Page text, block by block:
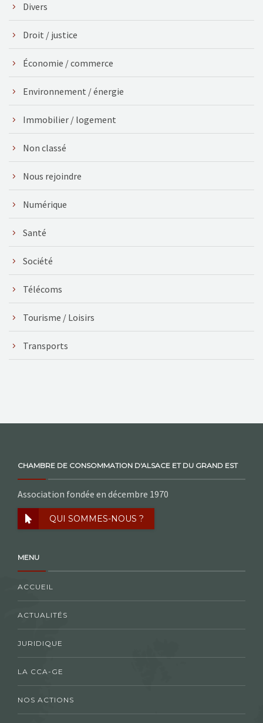
Divers
Droit / justice
Économie / commerce
Environnement / énergie
Immobilier / logement
Non classé
Nous rejoindre
Numérique
Santé
Société
Télécoms
Tourisme / Loisirs
Transports
CHAMBRE DE CONSOMMATION D'ALSACE ET DU GRAND EST
Association fondée en décembre 1970
QUI SOMMES-NOUS ?
MENU
ACCUEIL
ACTUALITÉS
JURIDIQUE
LA CCA-GE
NOS ACTIONS